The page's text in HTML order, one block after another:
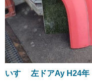
いすゞ 左ドアAy H24年